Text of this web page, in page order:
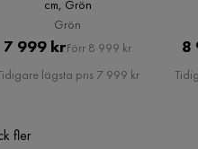
Med sänggavel
cm, Grön
Grön
Pris
7 999 krOriginal
Pris
Förr 8 999 kr
lägsta pris 7 999 kr
8
fler